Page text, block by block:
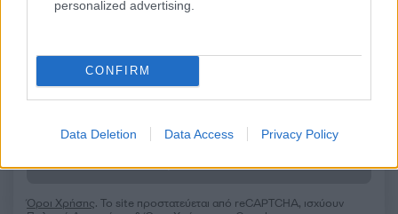
personalized advertising.
CONFIRM
Data Deletion Data Access Privacy Policy
2000 /2000
Υποβολή σχολίου
Όροι Χρήσης. Το site προστατεύεται από reCAPTCHA, ισχύουν